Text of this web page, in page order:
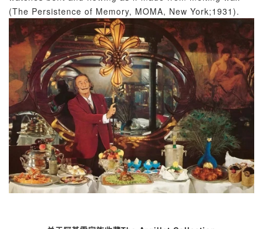
(The Persistence of Memory, MOMA, New York;1931).